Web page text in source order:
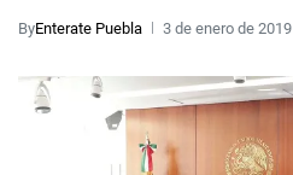
ByEnterate Puebla 3 de enero de 2019